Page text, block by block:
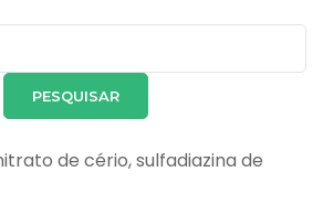
de cério, sulfadiazina de